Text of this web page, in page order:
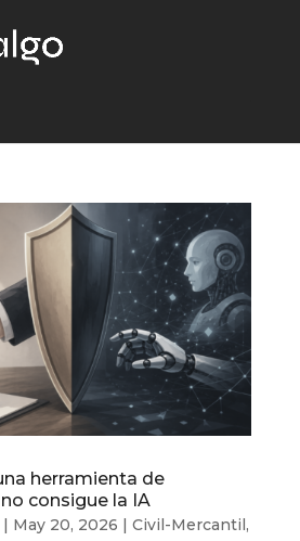
herramienta de
consigue la IA
| May 20, 2026 | Civil-Mercantil,